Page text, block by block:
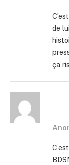
de
ça